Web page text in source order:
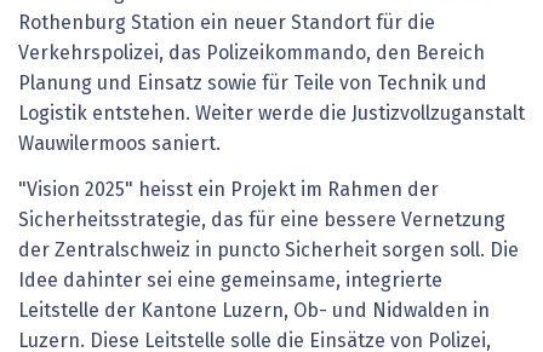
Rothenburg Station ein neuer Standort für die
Verkehrspolizei, das Polizeikommando, den Bereich
Planung und Einsatz sowie für Teile von Technik und
Logistik entstehen. Weiter werde die Justizvollzuganstalt
Wauwilermoos saniert.
"Vision 2025" heisst ein Projekt im Rahmen der
Sicherheitsstrategie, das für eine bessere Vernetzung
der Zentralschweiz in puncto Sicherheit sorgen soll. Die
Idee dahinter sei eine gemeinsame, integrierte
Leitstelle der Kantone Luzern, Ob- und Nidwalden in
Luzern. Diese Leitstelle solle die Einsätze von Polizei,